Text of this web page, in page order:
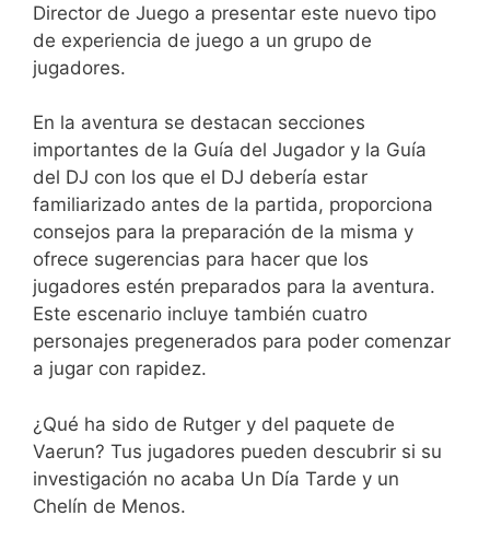
Director de Juego a presentar este nuevo tipo
de experiencia de juego a un grupo de
jugadores.
En la aventura se destacan secciones
importantes de la Guía del Jugador y la Guía
del DJ con los que el DJ debería estar
familiarizado antes de la partida, proporciona
consejos para la preparación de la misma y
ofrece sugerencias para hacer que los
jugadores estén preparados para la aventura.
Este escenario incluye también cuatro
personajes pregenerados para poder comenzar
a jugar con rapidez.
¿Qué ha sido de Rutger y del paquete de
Vaerun? Tus jugadores pueden descubrir si su
investigación no acaba Un Día Tarde y un
Chelín de Menos.